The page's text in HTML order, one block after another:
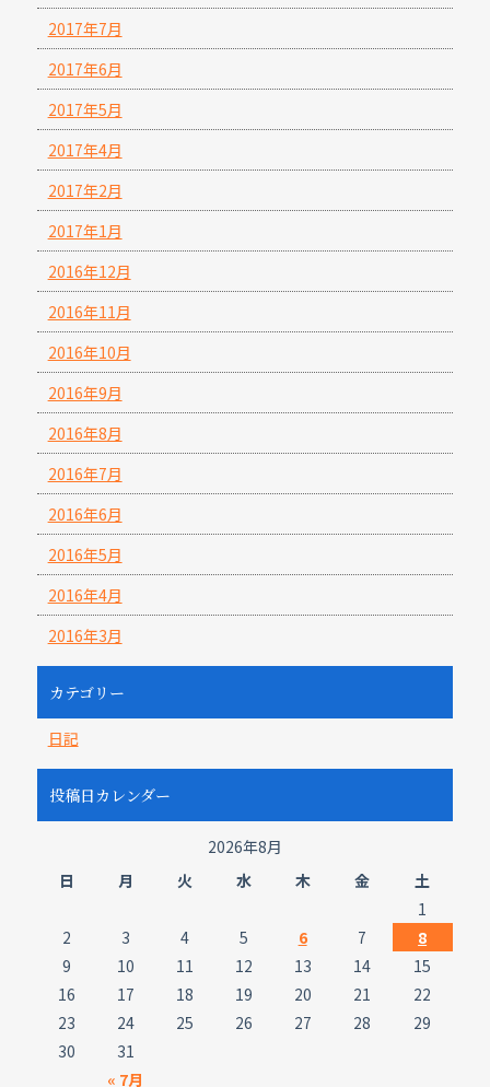
2017年7月
2017年6月
2017年5月
2017年4月
2017年2月
2017年1月
2016年12月
2016年11月
2016年10月
2016年9月
2016年8月
2016年7月
2016年6月
2016年5月
2016年4月
2016年3月
カテゴリー
日記
投稿日カレンダー
2026年8月
日
月 火 水 木 金 土
« 7月
1
2
3 4 5 6 7
8
9
10 11 12 13 14
15
16
17 18 19 20 21
22
23
24 25 26 27 28
29
30
31